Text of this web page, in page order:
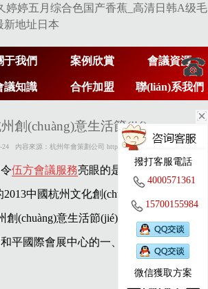
婷婷五月综合色国产香蕉_高清日韩A级毛
新地址日本
于我們 案例欣賞 會議資源
議知識 合作加盟 聯(lián)系我們
400-
361
創(chuàng)意生活節(jié)
24 內容來源：杭州年會策劃公司 http://www.27xsgw.com
伍方會議服務亮眼的是將于2013-10-
中國杭州文化創(chuàng)意產(chǎn)
(chuàng)意生活節(jié)。此次的展會
國際會展中心的一、二、三層樓的
撥打客服電話
4000571361
15700155984
微信獲取方案